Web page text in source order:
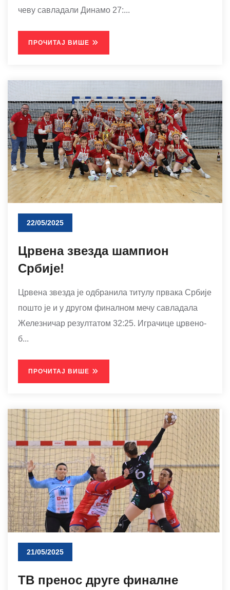
че­ву са­вла­да­ли Ди­на­мо 27:...
ПРОЧИТАЈ ВИШЕ
22/05/2025
Црвена звезда шампион
Србије!
Црвена звезда је одбранила титулу првака Србије
пошто је и у другом финалном мечу савладала
Железничар резултатом 32:25. Играчице црвено-
б...
ПРОЧИТАЈ ВИШЕ
21/05/2025
ТВ пренос друге финалне